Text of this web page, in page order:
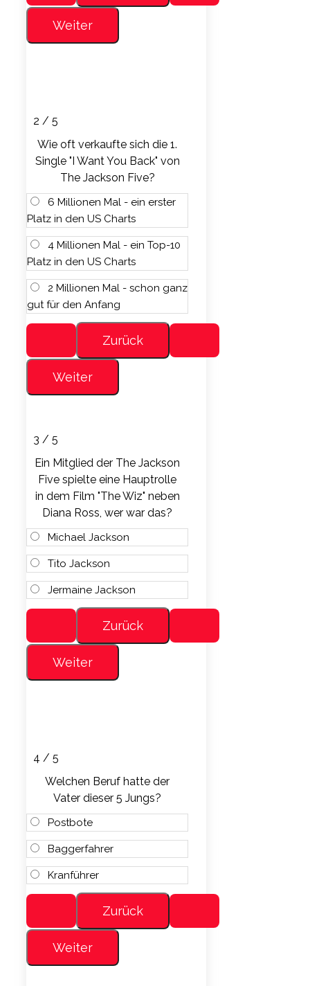
2 / 5
Wie oft verkaufte sich die 1.
Single "I Want You Back" von
The Jackson Five?
6 Millionen Mal - ein erster
Platz in den US Charts
4 Millionen Mal - ein Top-10
Platz in den US Charts
2 Millionen Mal - schon ganz
gut für den Anfang
3 / 5
Ein Mitglied der The Jackson
Five spielte eine Hauptrolle
in dem Film "The Wiz" neben
Diana Ross, wer war das?
Michael Jackson
Tito Jackson
Jermaine Jackson
4 / 5
Welchen Beruf hatte der
Vater dieser 5 Jungs?
Postbote
Baggerfahrer
Kranführer